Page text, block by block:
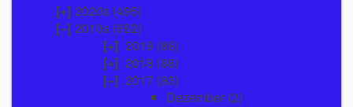
2020s (495)
2010s (652)
2019 (86)
2018 (88)
2017 (93)
Dezember (2)